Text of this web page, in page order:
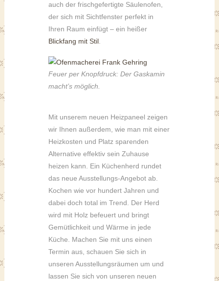
auch der frischgefertigte Säulenofen,
der sich mit Sichtfenster perfekt in
Ihren Raum einfügt – ein heißer
Blickfang mit Stil
Feuer per Knopfdruck: Der Gaskamin
macht’s möglich.
Mit unserem neuen Heizpaneel zeigen
wir Ihnen außerdem, wie man mit einer
Heizkosten und Platz sparenden
Alternative effektiv sein Zuhause
heizen kann. Ein Küchenherd rundet
das neue Ausstellungs-Angebot ab.
Kochen wie vor hundert Jahren und
dabei doch total im Trend. Der Herd
wird mit Holz befeuert und bringt
Gemütlichkeit und Wärme in jede
Küche. Machen Sie mit uns einen
Termin aus, schauen Sie sich in
unseren Ausstellungsräumen um und
lassen Sie sich von unseren neuen